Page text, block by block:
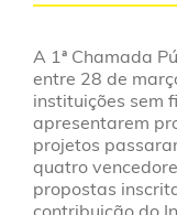
A 1ª Chamada
entre 28 de
instituições sem
apresentarem
projetos
quatro
propostas
contribuição do